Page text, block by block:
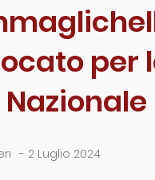
per
- 2 Luglio 2024